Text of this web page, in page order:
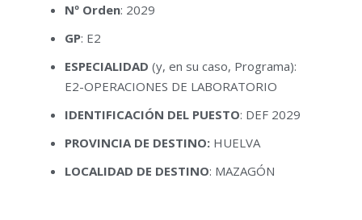
Nº Orden: 2029
GP: E2
ESPECIALIDAD (y, en su caso, Programa):
E2-OPERACIONES DE LABORATORIO
IDENTIFICACIÓN DEL PUESTO: DEF 2029
PROVINCIA DE DESTINO: HUELVA
LOCALIDAD DE DESTINO: MAZAGÓN